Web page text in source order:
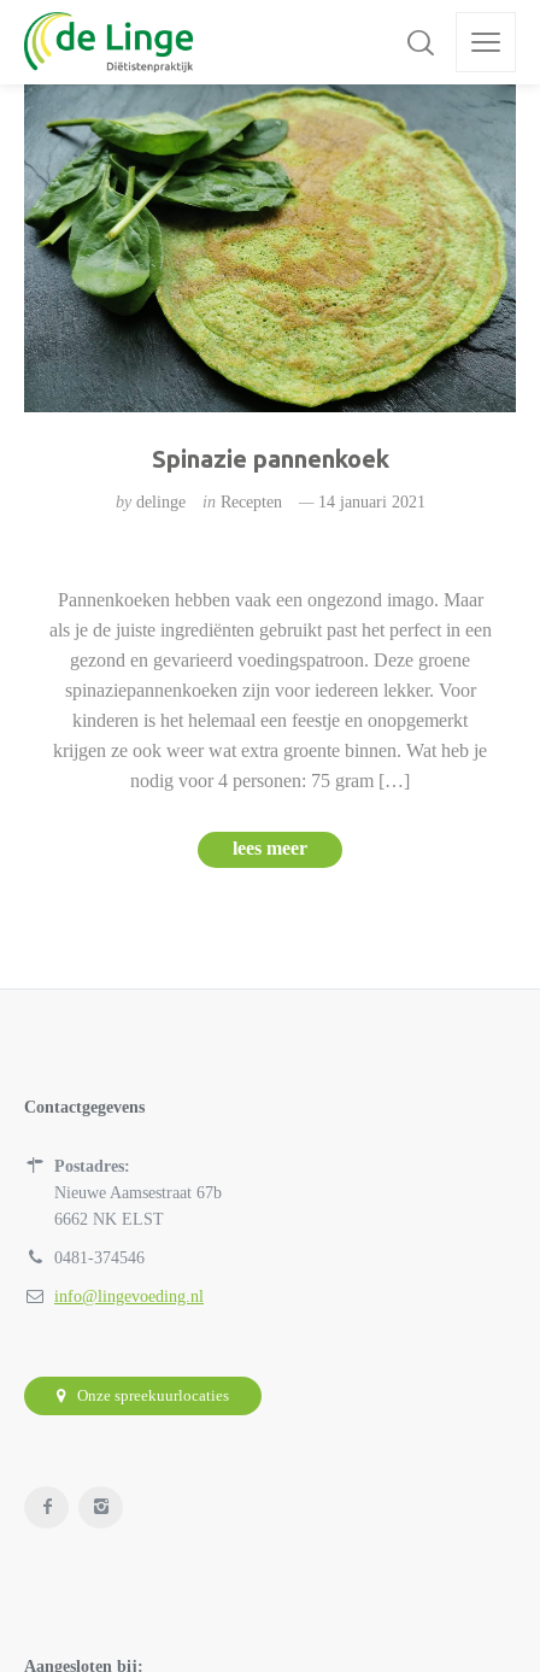
Spinazie pannenkoek
by delinge in Recepten 14 januari 2021
Pannenkoeken hebben vaak een ongezond imago. Maar
als je de juiste ingrediënten gebruikt past het perfect in een
gezond en gevarieerd voedingspatroon. Deze groene
spinaziepannenkoeken zijn voor iedereen lekker. Voor
kinderen is het helemaal een feestje en onopgemerkt
krijgen ze ook weer wat extra groente binnen. Wat heb je
nodig voor 4 personen: 75 gram […]
lees meer
Contactgegevens
Postadres:
Nieuwe Aamsestraat 67b
6662 NK ELST
0481-374546
info@lingevoeding.nl
Onze spreekuurlocaties
Aangesloten bij: